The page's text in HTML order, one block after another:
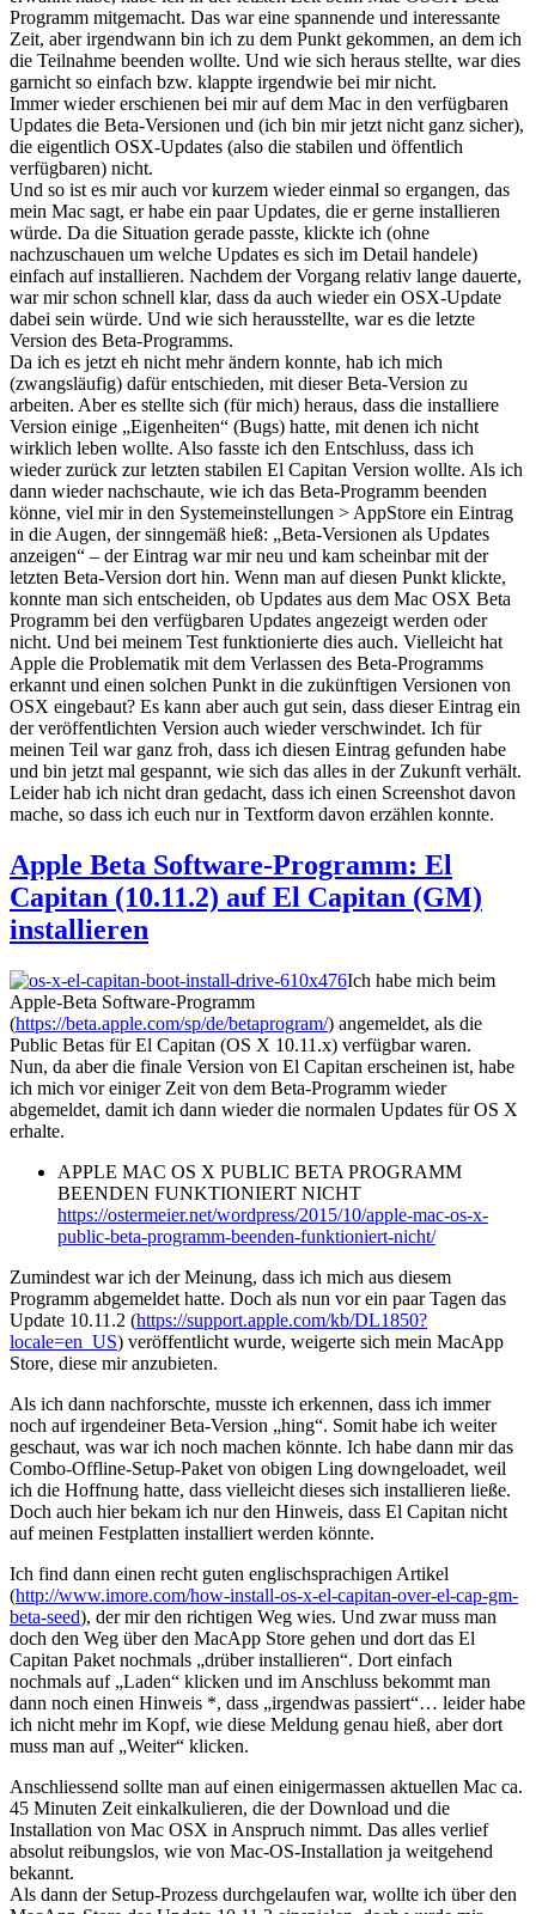
Programm mitgemacht. Das war eine spannende und interessante
Zeit, aber irgendwann bin ich zu dem Punkt gekommen, an dem ich
die Teilnahme beenden wollte. Und wie sich heraus stellte, war dies
garnicht so einfach bzw. klappte irgendwie bei mir nicht.
Immer wieder erschienen bei mir auf dem Mac in den verfügbaren
Updates die Beta-Versionen und (ich bin mir jetzt nicht ganz sicher),
die eigentlich OSX-Updates (also die stabilen und öffentlich
verfügbaren) nicht.
Und so ist es mir auch vor kurzem wieder einmal so ergangen, das
mein Mac sagt, er habe ein paar Updates, die er gerne installieren
würde. Da die Situation gerade passte, klickte ich (ohne
nachzuschauen um welche Updates es sich im Detail handele)
einfach auf installieren. Nachdem der Vorgang relativ lange dauerte,
war mir schon schnell klar, dass da auch wieder ein OSX-Update
dabei sein würde. Und wie sich herausstellte, war es die letzte
Version des Beta-Programms.
Da ich es jetzt eh nicht mehr ändern konnte, hab ich mich
(zwangsläufig) dafür entschieden, mit dieser Beta-Version zu
arbeiten. Aber es stellte sich (für mich) heraus, dass die installiere
Version einige „Eigenheiten“ (Bugs) hatte, mit denen ich nicht
wirklich leben wollte. Also fasste ich den Entschluss, dass ich
wieder zurück zur letzten stabilen El Capitan Version wollte. Als ich
dann wieder nachschaute, wie ich das Beta-Programm beenden
könne, viel mir in den Systemeinstellungen > AppStore ein Eintrag
in die Augen, der sinngemäß hieß: „Beta-Versionen als Updates
anzeigen“ – der Eintrag war mir neu und kam scheinbar mit der
letzten Beta-Version dort hin. Wenn man auf diesen Punkt klickte,
konnte man sich entscheiden, ob Updates aus dem Mac OSX Beta
Programm bei den verfügbaren Updates angezeigt werden oder
nicht. Und bei meinem Test funktionierte dies auch. Vielleicht hat
Apple die Problematik mit dem Verlassen des Beta-Programms
erkannt und einen solchen Punkt in die zukünftigen Versionen von
OSX eingebaut? Es kann aber auch gut sein, dass dieser Eintrag ein
der veröffentlichten Version auch wieder verschwindet. Ich für
meinen Teil war ganz froh, dass ich diesen Eintrag gefunden habe
und bin jetzt mal gespannt, wie sich das alles in der Zukunft verhält.
Leider hab ich nicht dran gedacht, dass ich einen Screenshot davon
mache, so dass ich euch nur in Textform davon erzählen konnte.
Apple Beta Software-Programm: El
Capitan (10.11.2) auf El Capitan (GM)
installieren
Ich habe mich beim
Apple-Beta Software-Programm
(https://beta.apple.com/sp/de/betaprogram/) angemeldet, als die
Public Betas für El Capitan (OS X 10.11.x) verfügbar waren.
Nun, da aber die finale Version von El Capitan erscheinen ist, habe
ich mich vor einiger Zeit von dem Beta-Programm wieder
abgemeldet, damit ich dann wieder die normalen Updates für OS X
erhalte.
APPLE MAC OS X PUBLIC BETA PROGRAMM
BEENDEN FUNKTIONIERT NICHT
https://ostermeier.net/wordpress/2015/10/apple-mac-os-x-
public-beta-programm-beenden-funktioniert-nicht/
Zumindest war ich der Meinung, dass ich mich aus diesem
Programm abgemeldet hatte. Doch als nun vor ein paar Tagen das
Update 10.11.2 (https://support.apple.com/kb/DL1850?
locale=en_US) veröffentlicht wurde, weigerte sich mein MacApp
Store, diese mir anzubieten.
Als ich dann nachforschte, musste ich erkennen, dass ich immer
noch auf irgendeiner Beta-Version „hing“. Somit habe ich weiter
geschaut, was war ich noch machen könnte. Ich habe dann mir das
Combo-Offline-Setup-Paket von obigen Ling downgeloadet, weil
ich die Hoffnung hatte, dass vielleicht dieses sich installieren ließe.
Doch auch hier bekam ich nur den Hinweis, dass El Capitan nicht
auf meinen Festplatten installiert werden könnte.
Ich find dann einen recht guten englischsprachigen Artikel
(http://www.imore.com/how-install-os-x-el-capitan-over-el-cap-gm-
beta-seed), der mir den richtigen Weg wies. Und zwar muss man
doch den Weg über den MacApp Store gehen und dort das El
Capitan Paket nochmals „drüber installieren“. Dort einfach
nochmals auf „Laden“ klicken und im Anschluss bekommt man
dann noch einen Hinweis *, dass „irgendwas passiert“… leider habe
ich nicht mehr im Kopf, wie diese Meldung genau hieß, aber dort
muss man auf „Weiter“ klicken.
Anschliessend sollte man auf einen einigermassen aktuellen Mac ca.
45 Minuten Zeit einkalkulieren, die der Download und die
Installation von Mac OSX in Anspruch nimmt. Das alles verlief
absolut reibungslos, wie von Mac-OS-Installation ja weitgehend
bekannt.
Als dann der Setup-Prozess durchgelaufen war, wollte ich über den